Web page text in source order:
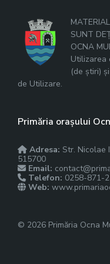
SUNT
OCNA
Utilizarea
(de știri)
de Utilizare.
Primăria orașului
Adresa: Str. Nicolae
515700
Email:
Telefon: 0258-871-
Web:
© 2026 Primăria Ocna